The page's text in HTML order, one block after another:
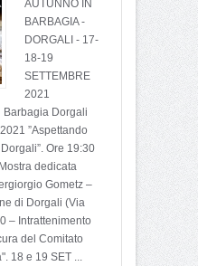
AUTUNNO IN
BARBAGIA -
DORGALI - 17-
18-19
SETTEMBRE
2021
Barbagia Dorgali
”Aspettando
Ore 19:30
dedicata
Gometz –
di Dorgali (Via
– Intrattenimento
del Comitato
18 e 19 SET ...